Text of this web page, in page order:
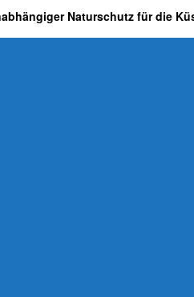
Naturschutz für die